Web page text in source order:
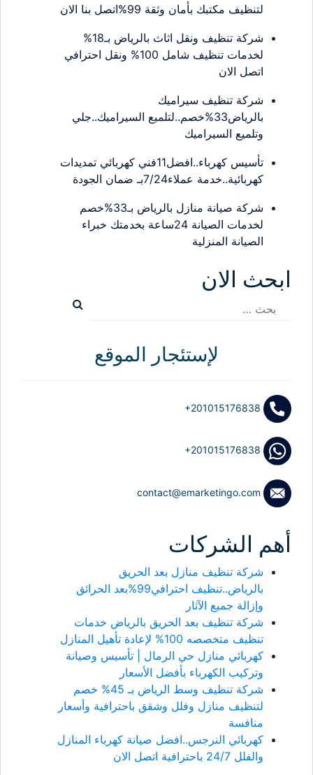
لتنظيف مكتبك بأمان وثقة 99%اتصل بنا الان
شركة تنظيف ونقل اثاث بالرياض بـ18%
لخدمات تنظيف شامل 100% ونقل احترافي
اتصل الان
شركة تنظيف سيراميك
بالرياض33%خصم..لتلميع السيراميك..جلي
وتلميع السيراميك
تأسيس كهرباء..افضل11فني كهربائي تمديدات
كهربائية..خدمة عملاء7/24بـ ضمان الجودة
شركة صيانة منازل بالرياض بـ33%خصم
لخدمات الصيانة 24ساعة بخدمتك خبراء
الصيانة المنزلية
ابحث الان
البحث
لإستئجار الموقع
+201015176838
+201015176838
contact@emarketingo.com
أهم الشركات
شركة تنظيف منازل بعد الحريق
بالرياض..تنظيف احترافي99%بعد الحرائق
وإزالة جميع الآثار
شركة تنظيف بعد الحريق بالرياض خدمات
تنظيف متخصصه 100% لإعادة تأهيل المنازل
كهربائي منازل حي الرمال | تأسيس وصيانة
وتركيب الكهرباء بأفضل الأسعار
شركة تنظيف وسط الرياض بـ 45% خصم
لتنظيف منازل وفلل وشقق باحترافية وأسعار
منافسة
كهربائي النرجس..افضل صيانة كهرباء المنازل
والفلل 24/7 باحترافية اتصل الان